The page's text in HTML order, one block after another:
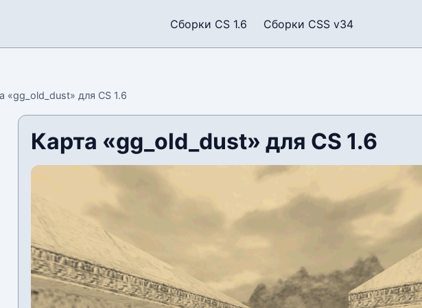
Сборки CS 1.6 Сборки CSS v34
«gg_old_dust» для CS 1.6
Карта «gg_old_dust» для CS 1.6